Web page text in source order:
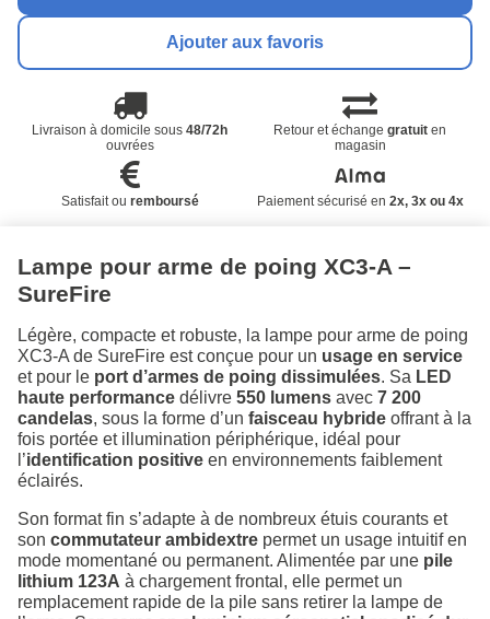
Ajouter aux favoris
Livraison à domicile sous48/72h
ouvrées
Retour et échangegratuit en
magasin
Satisfait ou remboursé Paiement sécurisé en 2x, 3x ou 4x
Lampe pour arme de poing XC3-A –
SureFire
Légère, compacte et robuste, la lampe pour arme de poing
XC3-A de SureFire est conçue pour un usage en service
et pour le port d’armes de poing dissimulées. Sa LED
haute performance délivre 550 lumens avec 7 200
candelas, sous la forme d’un faisceau hybride offrant à la
fois portée et illumination périphérique, idéal pour
l’identification positive en environnements faiblement
éclairés.
Son format fin s’adapte à de nombreux étuis courants et
son commutateur ambidextre permet un usage intuitif en
mode momentané ou permanent. Alimentée par une pile
lithium 123A à chargement frontal, elle permet un
remplacement rapide de la pile sans retirer la lampe de